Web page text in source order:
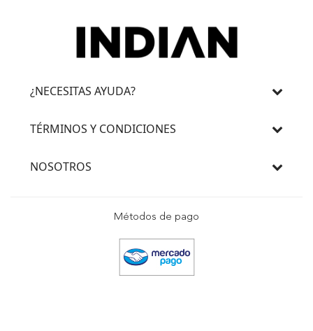
¿NECESITAS AYUDA?
TÉRMINOS Y CONDICIONES
NOSOTROS
Métodos de pago